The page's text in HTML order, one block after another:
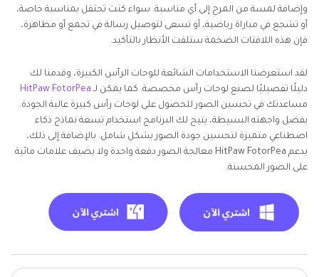
وإضافة لمسة من المرح إلى أي مناسبة. سواء كنت تحتفل بمناسبة خاصة،
أو تشجع في مباراة رياضية، أو تسعى لتوصيل رسالة في تجمع أو مظاهرة،
فإن هذه اللافتات الضخمة ستلفت الأنظار بالتأكيد.
لقد استعرضنا الاستخدامات الشائعة للوحات الرأس الكبيرة، وقدمنا لك
دليلًا تفصيليًا لصنع لوحات رأس مخصصة. كما يمكن لـ HitPaw FotorPea
مساعدتك في تحسين الصور للحصول على لوحات رأس كبيرة عالية الجودة.
بفضل واجهته البسيطة، يتيح لك البرنامج استخدام تسعة نماذج ذكاء
اصطناعي متميزة لتحسين جودة الصور بشكل شامل. بالإضافة إلى ذلك،
يدعم HitPaw FotorPea معالجة الصور دفعة واحدة ولا يضيف علامات مائية
على الصور المحسنة.